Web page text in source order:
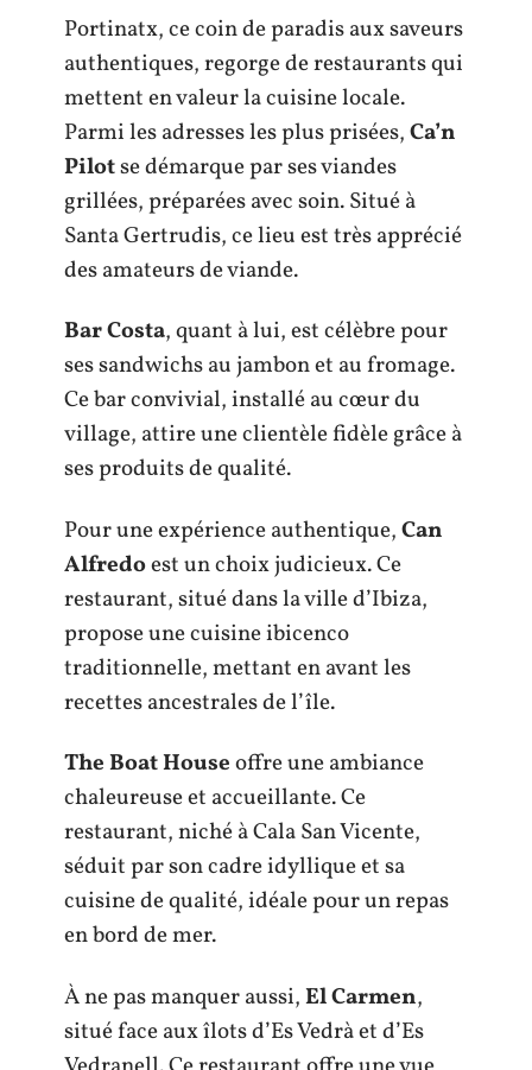
Portinatx, ce coin de paradis aux saveurs
authentiques, regorge de restaurants qui
mettent en valeur la cuisine locale.
Parmi les adresses les plus prisées,Ca’n
Pilotse démarque par ses viandes
grillées, préparées avec soin. Situé à
Santa Gertrudis, ce lieu est très apprécié
des amateurs de viande.
Bar Costa, quant à lui, est célèbre pour
ses sandwichs au jambon et au fromage.
Ce bar convivial, installé au cœur du
village, attire une clientèle fidèle grâce à
ses produits de qualité.
Pour une expérience authentique,Can
Alfredoest un choix judicieux. Ce
restaurant, situé dans la ville d’Ibiza,
propose une cuisine ibicenco
traditionnelle, mettant en avant les
recettes ancestrales de l’île.
The Boat Houseoffre une ambiance
chaleureuse et accueillante. Ce
restaurant, niché à Cala San Vicente,
séduit par son cadre idyllique et sa
cuisine de qualité, idéale pour un repas
en bord de mer.
À ne pas manquer aussi,El Carmen,
situé face aux îlots d’Es Vedrà et d’Es